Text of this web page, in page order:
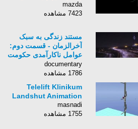
mazda
7423 مشاهده
مستند زندگی به سبک
آخرالزمان - قسمت دوم:
عوامل ناکارآمدی حکومت
دینی در الگو سازی سبک
زندگیدینی
documentary
1786 مشاهده
Telelift Klinikum
Landshut Animation
masnadi
1755 مشاهده